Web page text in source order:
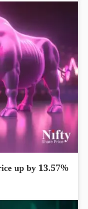
up by 13.57%